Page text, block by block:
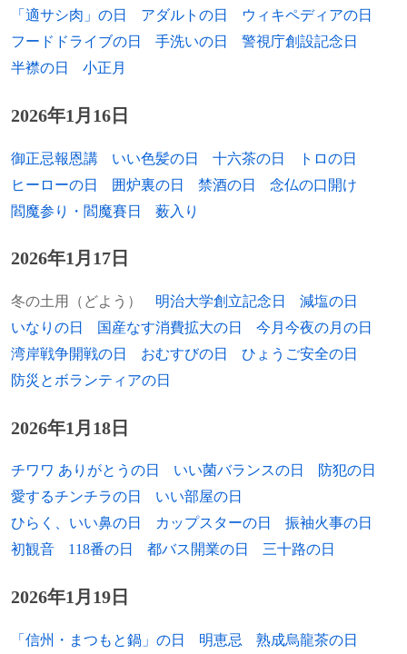
1937年 芳谷圭児、漫画家（+ 2021年）
1938年 馬場雄二、ビジュアルデザイナー
ージック（エヴァリー・ブラザース）（+
2014年）
1940年 相沢邦昭、元プロ野球選手
1940年 三瀬顕、弁護士（+ 2021年）
1940年 メアリー・ミルズ、ゴルフ選手
1940年
パオロ・ボルセリーノ、反マフィア治安判
事（+ 1992年）
1941年
パット・パターソン、プロレスラー（+
2020年）
1942年 岩田安生、俳優、声優（+ 2009年）
1942年 ナラ・レオン、ボサノヴァ歌手（+ 1989
1942年
渡辺康二、プロテニス選手、日本テニス協
「適サシ肉」の日
アダルトの日
ウィキペディアの日
フードドライブの日
手洗いの日
警視庁創設記念日
半襟の日
小正月
2026年1月16日
御正忌報恩講 いい色髪の日 十六茶の日
トロの日
ヒーローの日
囲炉裏の日 禁酒の日
念仏の口開け
閻魔参り・閻魔賽日
薮入り
2026年1月17日
冬の土用（どよう） 明治大学創立記念日
減塩の日
いなりの日
国産なす消費拡大の日
今月今夜の月の日
湾岸戦争開戦の日
おむすびの日
ひょうご安全の日
防災とボランティアの日
2026年1月18日
チワワ ありがとうの日 いい菌バランスの日
防犯の日
愛するチンチラの日
いい部屋の日
ひらく、いい鼻の日
カップスターの日
振袖火事の日
初観音
118番の日 都バス開業の日 三十路の日
2026年1月19日
「信州・まつもと鍋」の日 明恵忌
熟成烏龍茶の日